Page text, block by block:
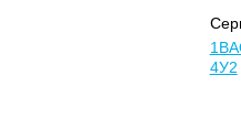
4У2